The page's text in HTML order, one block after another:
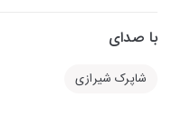
با صدای
شاپرک شیرازی